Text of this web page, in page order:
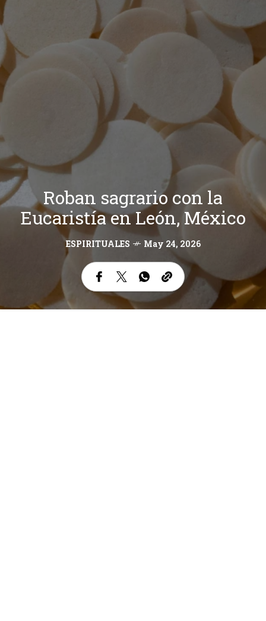
Roban sagrario con la
Eucaristía en León, México
ESPIRITUALES May 24, 2026